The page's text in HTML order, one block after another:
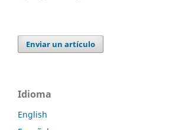
Enviar un artículo
Idioma
English